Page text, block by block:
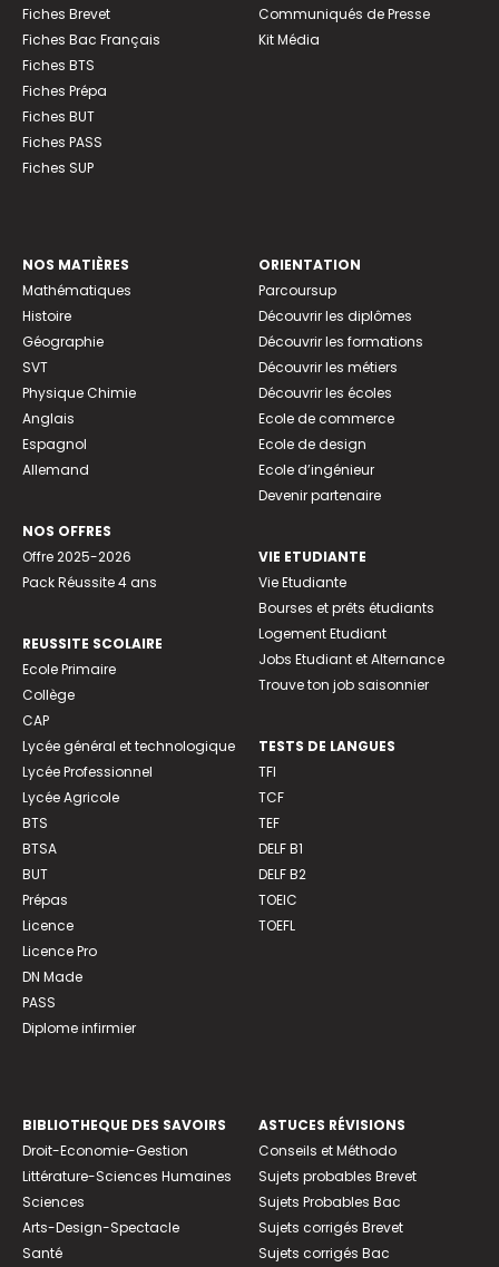
Fiches Brevet
Fiches Bac Français
Fiches BTS
Fiches Prépa
Fiches BUT
Fiches PASS
Fiches SUP
Communiqués de Presse
Kit Média
NOS MATIÈRES
Mathématiques
Histoire
Géographie
SVT
Physique Chimie
Anglais
Espagnol
Allemand
NOS OFFRES
Offre 2025-2026
Pack Réussite 4 ans
REUSSITE SCOLAIRE
Ecole Primaire
Collège
CAP
Lycée général et technologique
Lycée Professionnel
Lycée Agricole
BTS
BTSA
BUT
Prépas
Licence
Licence Pro
DN Made
PASS
Diplome infirmier
ORIENTATION
Parcoursup
Découvrir les diplômes
Découvrir les formations
Découvrir les métiers
Découvrir les écoles
Ecole de commerce
Ecole de design
Ecole d’ingénieur
Devenir partenaire
VIE ETUDIANTE
Vie Etudiante
Bourses et prêts étudiants
Logement Etudiant
Jobs Etudiant et Alternance
Trouve ton job saisonnier
TESTS DE LANGUES
TFI
TCF
TEF
DELF B1
DELF B2
TOEIC
TOEFL
BIBLIOTHEQUE DES SAVOIRS
Droit-Economie-Gestion
Littérature-Sciences Humaines
Sciences
Arts-Design-Spectacle
Santé
ASTUCES RÉVISIONS
Conseils et Méthodo
Sujets probables Brevet
Sujets Probables Bac
Sujets corrigés Brevet
Sujets corrigés Bac